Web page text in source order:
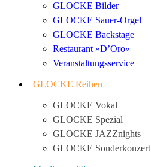
GLOCKE Bilder
GLOCKE Sauer-Orgel
GLOCKE Backstage
Restaurant »D’Oro«
Veranstaltungsservice
GLOCKE Reihen
GLOCKE Vokal
GLOCKE Spezial
GLOCKE JAZZnights
GLOCKE Sonderkonzert